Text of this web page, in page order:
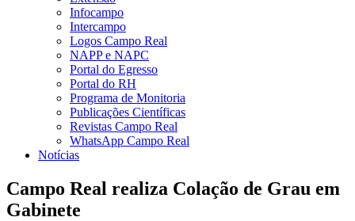
Infocampo
Intercampo
Logos Campo Real
NAPP e NAPC
Portal do Egresso
Portal do RH
Programa de Monitoria
Publicações Científicas
Revistas Campo Real
WhatsApp Campo Real
Notícias
Campo Real realiza Colação de Grau em
Gabinete